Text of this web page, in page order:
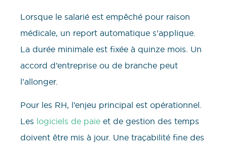
Lorsque le salarié est empêché pour raison
médicale, un report automatique s’applique.
La durée minimale est fixée à quinze mois. Un
accord d’entreprise ou de branche peut
l’allonger.
Pour les RH, l’enjeu principal est opérationnel.
Les logiciels de paie et de gestion des temps
doivent être mis à jour. Une traçabilité fine des